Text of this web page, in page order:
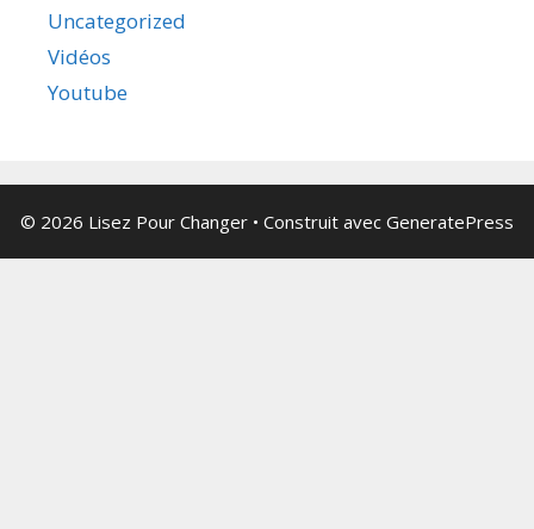
Uncategorized
Vidéos
Youtube
© 2026 Lisez Pour Changer • Construit avec GeneratePress